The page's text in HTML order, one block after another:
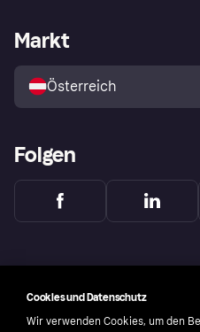
Shops entdecken
Händlerportal
Markt
Österreich
Folgen
Cookies und Datenschutz
Wir verwenden Cookies, um den